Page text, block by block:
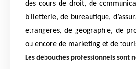
des cours de droit, de
billetterie, de bureautique,
étrangères, de géographie, de
ou encore de marketing et de
Les débouchés professionnels sont